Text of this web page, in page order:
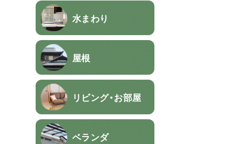
水まわり
屋根
リビング・お部屋
ベランダ